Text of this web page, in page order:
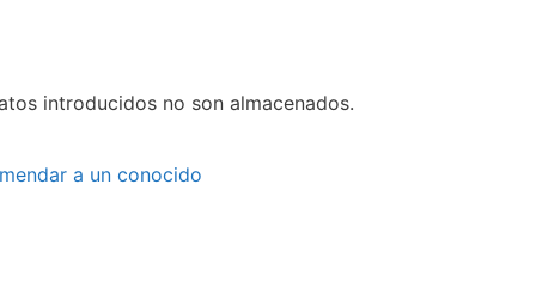
introducidos no son almacenados.
a un conocido